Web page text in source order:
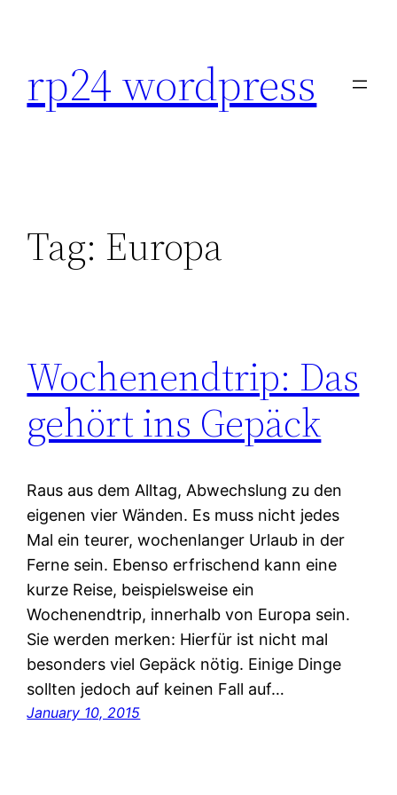
rp24 wordpress
Tag: Europa
Wochenendtrip: Das
gehört ins Gepäck
Raus aus dem Alltag, Abwechslung zu den
eigenen vier Wänden. Es muss nicht jedes
Mal ein teurer, wochenlanger Urlaub in der
Ferne sein. Ebenso erfrischend kann eine
kurze Reise, beispielsweise ein
Wochenendtrip, innerhalb von Europa sein.
Sie werden merken: Hierfür ist nicht mal
besonders viel Gepäck nötig. Einige Dinge
sollten jedoch auf keinen Fall auf…
January 10, 2015